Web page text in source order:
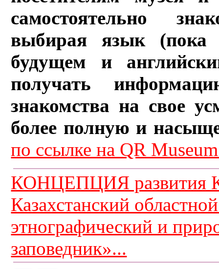
самостоятельно
выбирая язык (пока
будущем и
получать
знакомства на свое
более полную и
по ссылке на QR
КОНЦЕПЦИЯ развития
Казахстанский
этнографический и
заповедник»...